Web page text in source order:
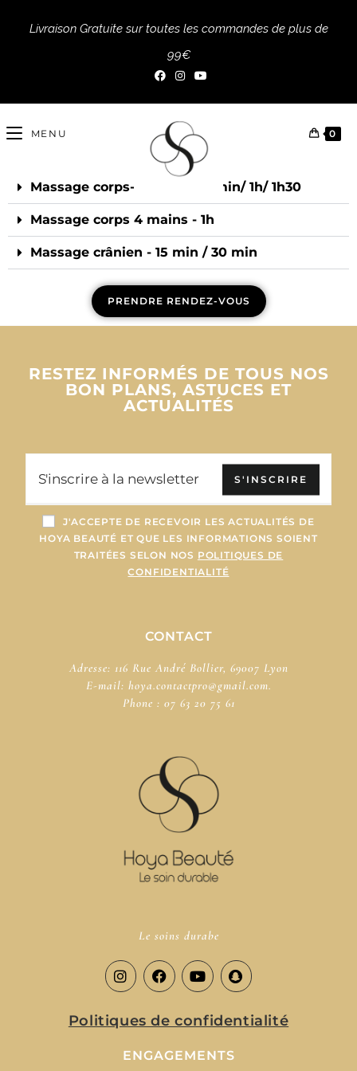
Livraison Gratuite sur toutes les commandes de plus de
99€
MENU 0
Massage corps- 20 min/ 45 min/ 1h/ 1h30​
Massage corps 4 mains - 1h​
Massage crânien - 15 min / 30 min ​​
PRENDRE RENDEZ-VOUS
RESTEZ INFORMÉS DE TOUS NOS
BON PLANS, ASTUCES ET
ACTUALITÉS
S'INSCRIRE
J'ACCEPTE DE RECEVOIR LES ACTUALITÉS DE
HOYA BEAUTÉ ET QUE LES INFORMATIONS SOIENT
TRAITÉES SELON NOS POLITIQUES DE
CONFIDENTIALITÉ
CONTACT
Adresse: 116 Rue André Bollier, 69007 Lyon
E-mail: hoya.contactpro@gmail.com.
Phone : 07 63 20 75 61
Le soins durabe
Politiques de confidentialité
ENGAGEMENTS